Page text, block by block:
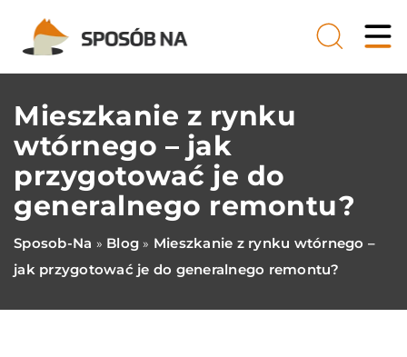
Mieszkanie z rynku
wtórnego – jak
przygotować je do
generalnego remontu?
Sposob-Na » Blog » Mieszkanie z rynku wtórnego –
jak przygotować je do generalnego remontu?